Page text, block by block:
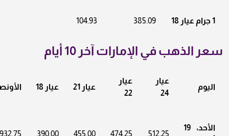
1 جرام عيار 18 385.09
104.93
سعر الذهب في الإمارات آخر 10 أيام
اليوم
عيار
24
عيار
22
عيار 21 عيار 18
الأحد، 19
512.25
474.25
455.00
390.00